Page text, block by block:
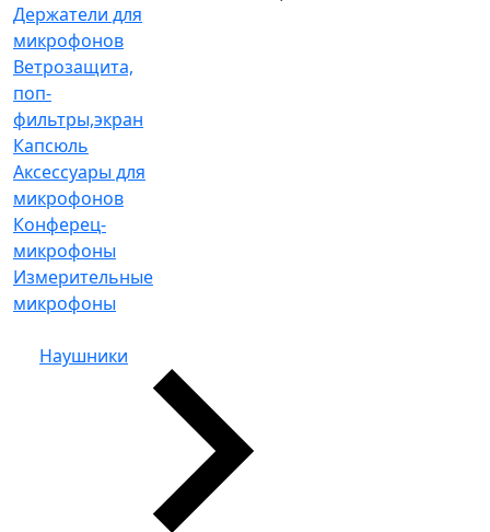
Держатели для
микрофонов
Ветрозащита,
поп-
фильтры,экран
Капсюль
Аксессуары для
микрофонов
Конферец-
микрофоны
Измерительные
микрофоны
Наушники